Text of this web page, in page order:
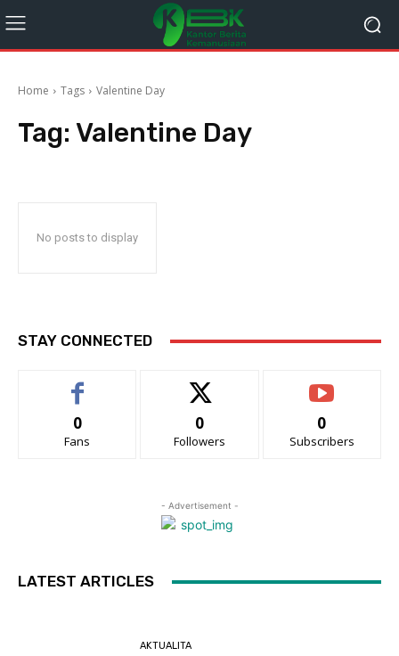
Home Tags Valentine Day
Tag: Valentine Day
No posts to display
STAY CONNECTED
0
Fans
0
Followers
0
Subscribers
- Advertisement -
LATEST ARTICLES
AKTUALITA